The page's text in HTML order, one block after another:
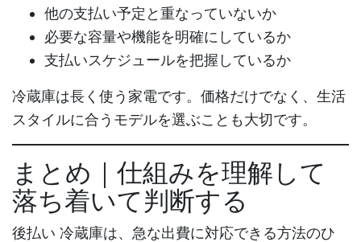
他の支払い予定と重なっていないか
必要な容量や機能を明確にしているか
支払いスケジュールを把握しているか
冷蔵庫は長く使う家電です。価格だけでなく、生活
スタイルに合うモデルを選ぶことも大切です。
まとめ｜仕組みを理解して
落ち着いて判断する
後払い 冷蔵庫は、急な出費に対応できる方法のひ